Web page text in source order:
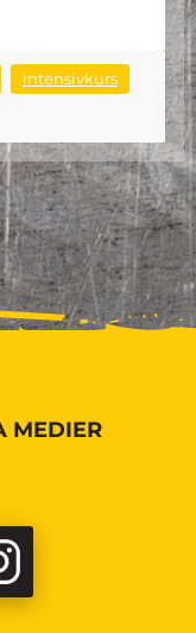
intensivkurs
MEDIER